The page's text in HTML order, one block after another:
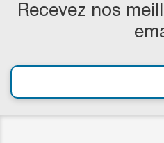
Recevez nos